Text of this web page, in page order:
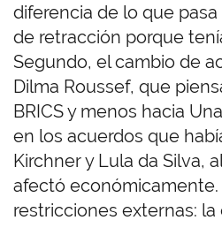
diferencia de lo que
de retracción porque
Segundo, el cambio de
Dilma Roussef, que
BRICS y menos hacia
en los acuerdos que
Kirchner y Lula da Silva,
afectó económicamente.
restricciones externas: